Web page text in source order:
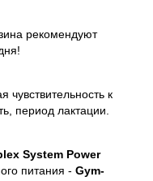
рекомендуют
чувствительность к
период лактации.
System Power
питания - Gym-